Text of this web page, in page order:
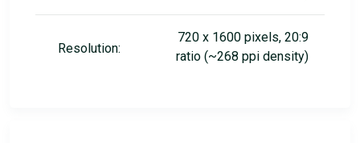
Resolution:
720 x 1600 pixels, 20:9
ratio (~268 ppi density)